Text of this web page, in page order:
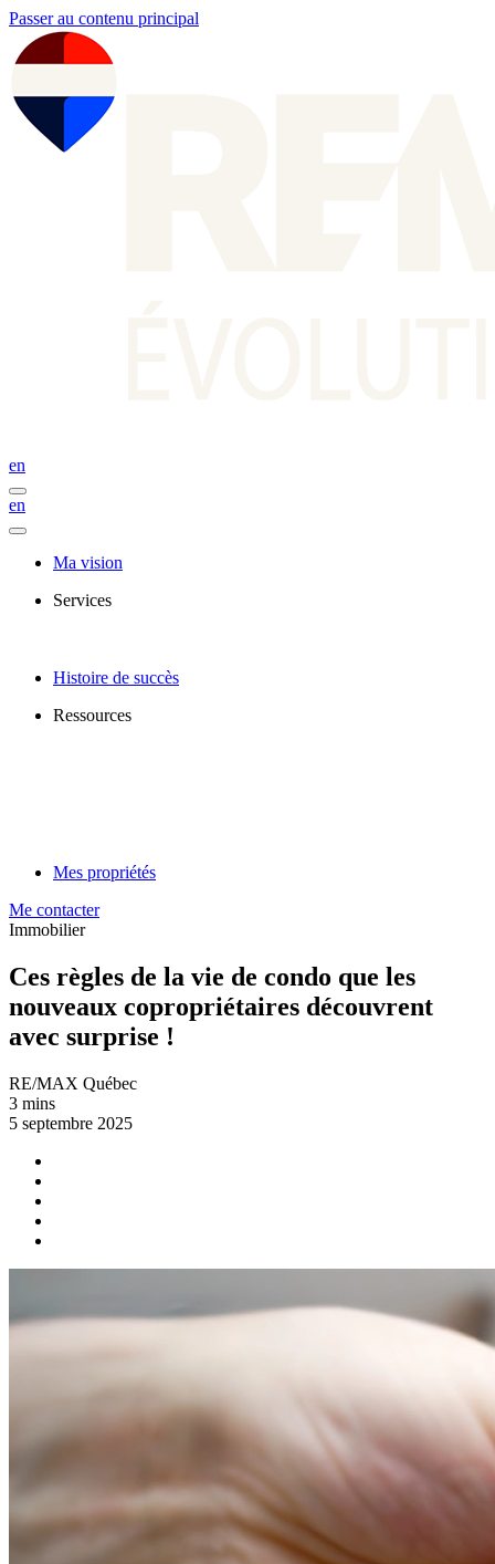
Passer au contenu principal
en
en
Ma vision
Services
Histoire de succès
Ressources
Mes propriétés
Me contacter
Immobilier
Ces règles de la vie de condo que les
nouveaux copropriétaires découvrent
avec surprise !
RE/MAX Québec
3 mins
5 septembre 2025